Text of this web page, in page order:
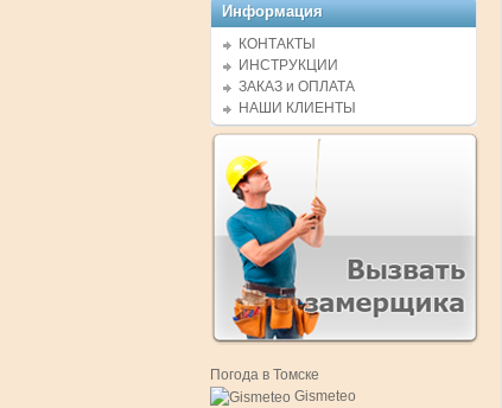
Информация
КОНТАКТЫ
ИНСТРУКЦИИ
ЗАКАЗ и ОПЛАТА
НАШИ КЛИЕНТЫ
Погода в Томске
Gismeteo